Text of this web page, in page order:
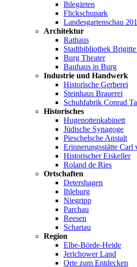
Ihlegärten
Flickschupark
Landesgartenschau
Architektur
Rathaus
Stadtbibliothek
Burg Theater
Bauhaus in Burg
Industrie und Handwerk
Historische Gerberei
Steinhaus Brauerei
Schuhfabrik Conrad
Historisches
Hugenottenkabinett
Jüdische Synagoge
Pieschelsche Anstalt
Erinnerungsstätte Carl
Historischer Eiskeller
Roland de Ries
Ortschaften
Detershagen
Ihleburg
Niegripp
Parchau
Reesen
Schartau
Region
Elbe-Börde-Heide
Jerichower Land
Orte zum Entdecken